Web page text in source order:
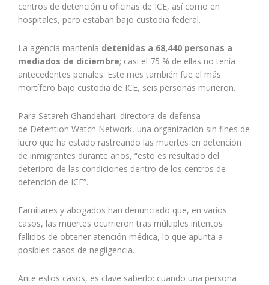
centros de detención u oficinas de ICE, así como en
hospitales, pero estaban bajo custodia federal.
La agencia mantenía detenidas a 68,440 personas a
mediados de diciembre; casi el 75 % de ellas no tenía
antecedentes penales. Este mes también fue el más
mortífero bajo custodia de ICE, seis personas murieron.
Para Setareh Ghandehari, directora de defensa
de Detention Watch Network, una organización sin fines de
lucro que ha estado rastreando las muertes en detención
de inmigrantes durante años, “esto es resultado del
deterioro de las condiciones dentro de los centros de
detención de ICE”.
Familiares y abogados han denunciado que, en varios
casos, las muertes ocurrieron tras múltiples intentos
fallidos de obtener atención médica, lo que apunta a
posibles casos de negligencia.
Ante estos casos, es clave saberlo: cuando una persona